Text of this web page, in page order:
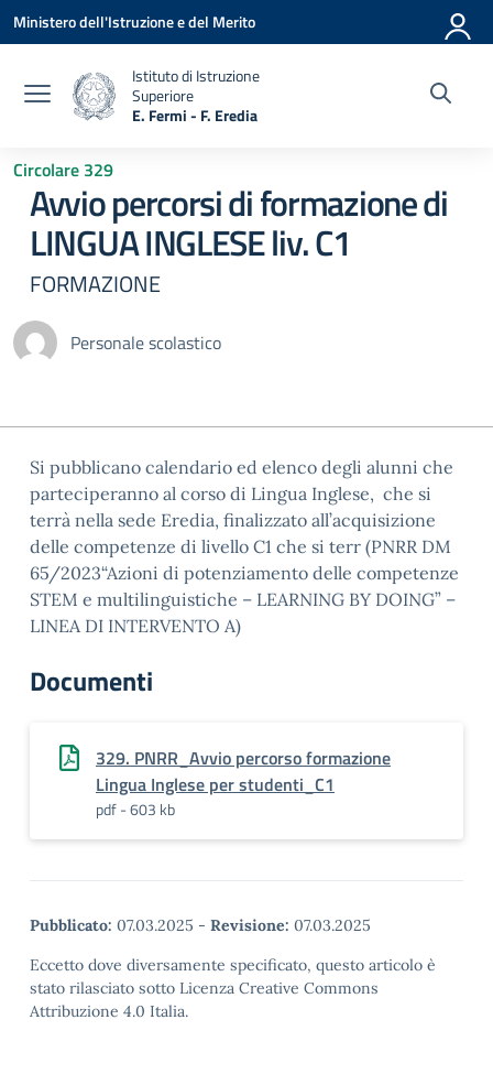
Vai ai contenuti
Vai al menu di navigazione
Vai al footer
Ministero dell'Istruzione e del Merito
Istituto di Istruzione
Superiore
E. Fermi - F. Eredia
Circolare 329
Avvio percorsi di formazione di
LINGUA INGLESE liv. C1
FORMAZIONE
Personale scolastico
Si pubblicano calendario ed elenco degli alunni che
parteciperanno al corso di Lingua Inglese, che si
terrà nella sede Eredia, finalizzato all’acquisizione
delle competenze di livello C1 che si terr (PNRR DM
65/2023“Azioni di potenziamento delle competenze
STEM e multilinguistiche – LEARNING BY DOING” –
LINEA DI INTERVENTO A)
Documenti
329. PNRR_Avvio percorso formazione
Lingua Inglese per studenti_C1
pdf - 603 kb
Pubblicato: 07.03.2025 - Revisione: 07.03.2025
Eccetto dove diversamente specificato, questo articolo è
stato rilasciato sotto Licenza Creative Commons
Attribuzione 4.0 Italia.